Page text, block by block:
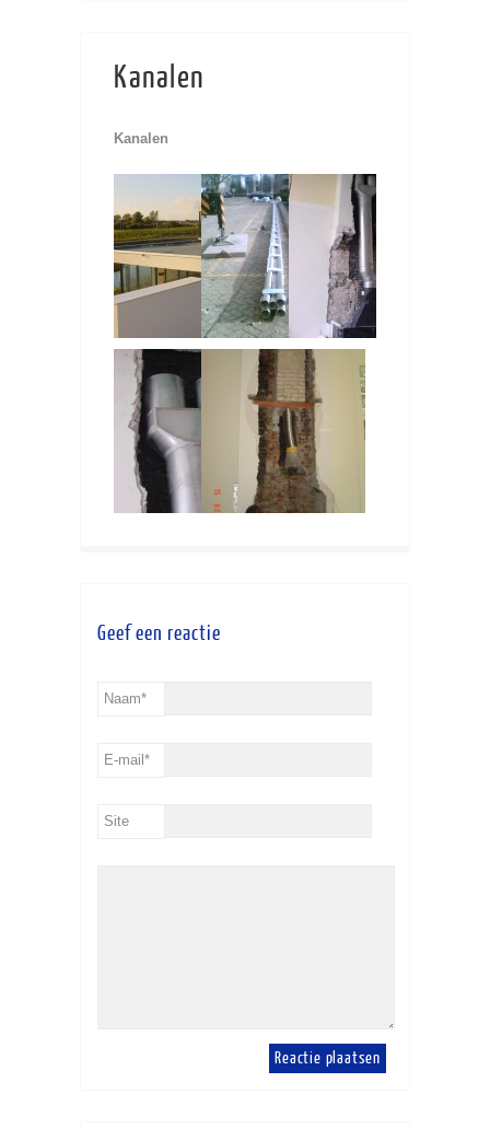
Kanalen
Kanalen
Geef een reactie
Naam*
E-mail*
Site